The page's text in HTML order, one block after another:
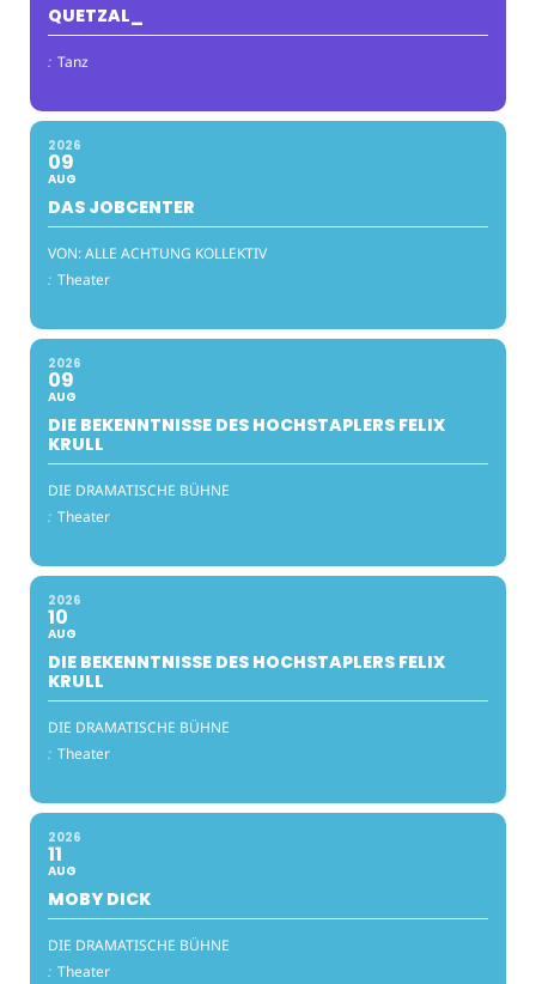
QUETZAL_
: Tanz
2026
09
AUG
DAS JOBCENTER
VON: ALLE ACHTUNG KOLLEKTIV
: Theater
2026
09
AUG
DIE BEKENNTNISSE DES HOCHSTAPLERS FELIX
KRULL
DIE DRAMATISCHE BÜHNE
: Theater
2026
10
AUG
DIE BEKENNTNISSE DES HOCHSTAPLERS FELIX
KRULL
DIE DRAMATISCHE BÜHNE
: Theater
2026
11
AUG
MOBY DICK
DIE DRAMATISCHE BÜHNE
: Theater